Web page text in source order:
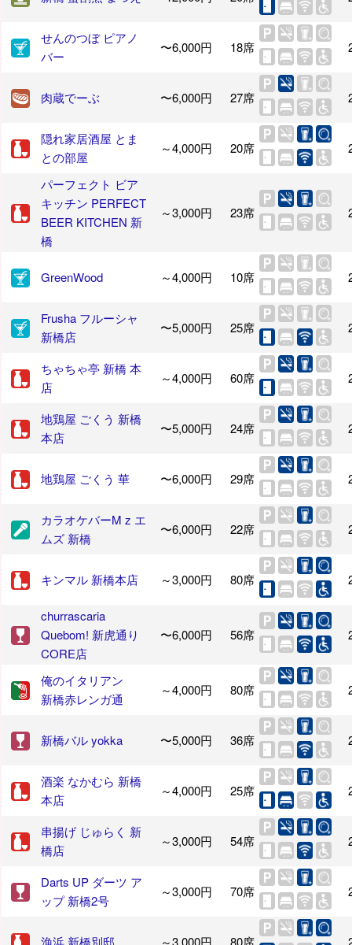
せんのつぼ ピアノ
バー
〜6,000円 18席
肉蔵でーぶ 〜6,000円 27席
隠れ家居酒屋 とま
との部屋
～4,000円 20席
パーフェクト ビア
キッチン PERFECT
BEER KITCHEN 新
橋
～3,000円 23席
GreenWood ～4,000円 10席
Frusha フルーシャ
新橋店
〜5,000円 25席
ちゃちゃ亭 新橋 本
店
～4,000円 60席
地鶏屋 ごくう 新橋
本店
〜5,000円 24席
地鶏屋 ごくう 華 〜6,000円 29席
カラオケバーM z エ
ムズ 新橋
〜6,000円 22席
キンマル 新橋本店 ～3,000円 80席
churrascaria
Quebom! 新虎通り
CORE店
〜6,000円 56席
俺のイタリアン
新橋赤レンガ通
～4,000円 80席
新橋バル yokka 〜5,000円 36席
酒楽 なかむら 新橋
本店
～4,000円 25席
串揚げ じゅらく 新
橋店
～3,000円 54席
Darts UP ダーツ ア
ップ 新橋2号
～3,000円 70席
漁浜 新橋別邸 ～3,000円 80席